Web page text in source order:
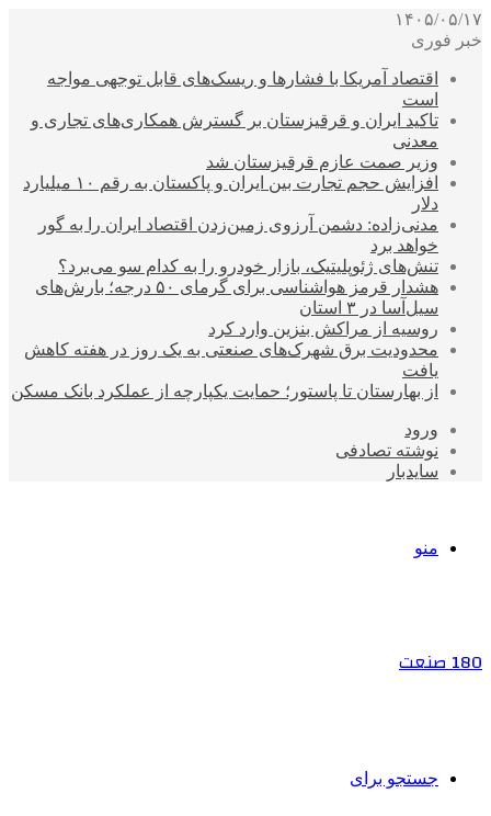
۱۴۰۵/۰۵/۱۷
خبر فوری
اقتصاد آمریکا با فشارها و ریسک‌های قابل توجهی مواجه
است
تاکید ایران و قرقیزستان بر گسترش همکاری‌های تجاری و
معدنی
وزیر صمت عازم قرقیزستان شد
افزایش حجم تجارت بین ایران و پاکستان به رقم ۱۰ میلیارد
دلار
مدنی‌زاده: دشمن آرزوی زمین‌زدن اقتصاد ایران را به گور
خواهد برد
تنش‌های ژئوپلیتیک، بازار خودرو را به کدام سو می‌برد؟
هشدار قرمز هواشناسی برای گرمای ۵۰ درجه؛ بارش‌های
سیل‌آسا در ۳ استان
روسیه از مراکش بنزین وارد کرد
محدودیت برق شهرک‌های صنعتی به یک روز در هفته کاهش
یافت
از بهارستان تا پاستور؛ حمایت یکپارچه از عملکرد بانک مسکن
ورود
نوشته تصادفی
سایدبار
منو
180 صنعت
جستجو برای